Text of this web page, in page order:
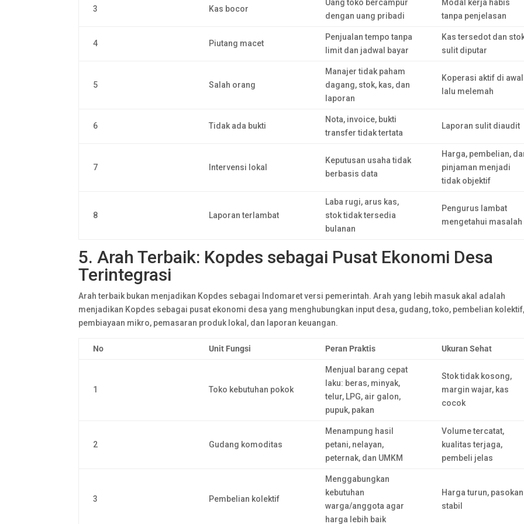
3 Kas bocor
Uang toko bercampur
dengan uang pribadi
Modal kerja habis
tanpa penjelasan
4 Piutang macet
Penjualan tempo tanpa
limit dan jadwal bayar
Kas tersedot dan
sulit diputar
5 Salah orang
Manajer tidak paham
dagang, stok, kas, dan
laporan
Koperasi aktif di awal
lalu melemah
6 Tidak ada bukti
Nota, invoice, bukti
transfer tidak tertata
Laporan sulit diaudit
7 Intervensi lokal
Keputusan usaha tidak
berbasis data
Harga, pembelian,
pinjaman menjadi
tidak objektif
8 Laporan terlambat
Laba rugi, arus kas,
stok tidak tersedia
bulanan
Pengurus lambat
mengetahui masalah
5. Arah Terbaik: Kopdes sebagai Pusat Ekonomi Desa
Terintegrasi
Arah terbaik bukan menjadikan Kopdes sebagai Indomaret versi pemerintah. Arah yang lebih masuk akal adalah
menjadikan Kopdes sebagai pusat ekonomi desa yang menghubungkan input desa, gudang, toko, pembelian
pembiayaan mikro, pemasaran produk lokal, dan laporan keuangan.
No Unit Fungsi Peran Praktis Ukuran Sehat
1 Toko kebutuhan pokok
Menjual barang cepat
laku: beras, minyak,
telur, LPG, air galon,
pupuk, pakan
Stok tidak kosong,
margin wajar, kas
cocok
2 Gudang komoditas
Menampung hasil
petani, nelayan,
peternak, dan UMKM
Volume tercatat,
kualitas terjaga,
pembeli jelas
3 Pembelian kolektif
Menggabungkan
kebutuhan
warga/anggota agar
harga lebih baik
Harga turun, pasokan
stabil